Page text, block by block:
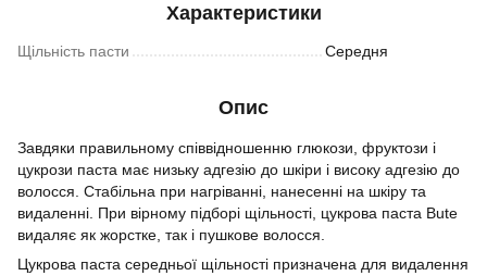
Характеристики
Щільність пасти Середня
Опис
Завдяки правильному співвідношенню глюкози, фруктози і
цукрози паста має низьку адгезію до шкіри і високу адгезію до
волосся. Стабільна при нагріванні, нанесенні на шкіру та
видаленні. При вірному підборі щільності, цукрова паста Bute
видаляє як жорстке, так і пушкове волосся.
Цукрова паста середньої щільності призначена для видалення